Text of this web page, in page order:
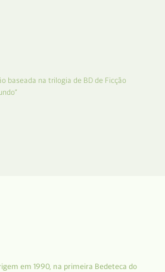
baseada na trilogia de BD de Ficção
em 1990, na primeira Bedeteca do